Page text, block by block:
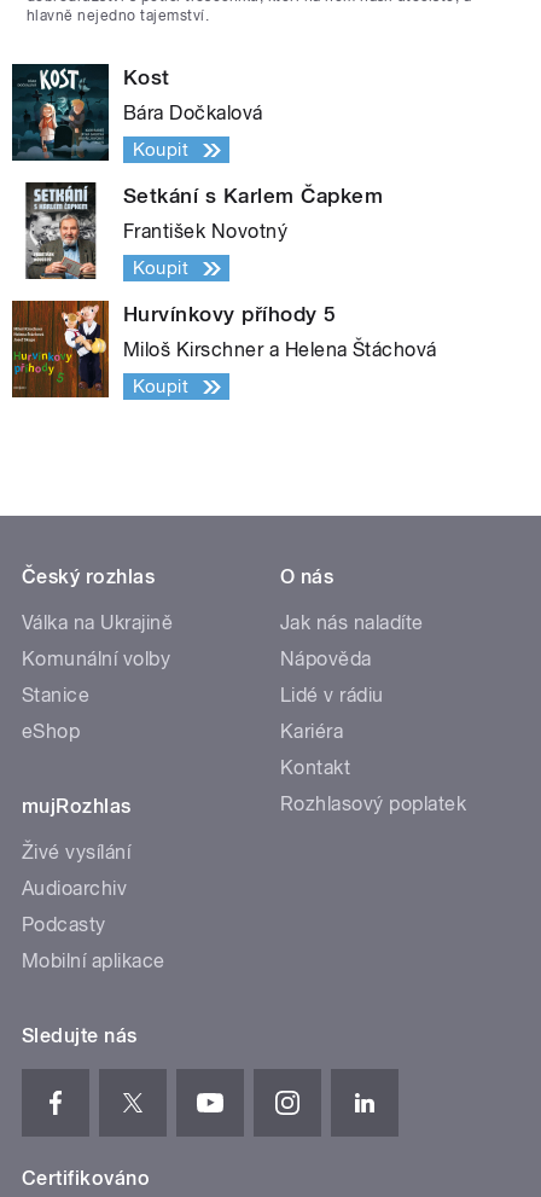
hlavně nejedno tajemství.
Kost
Bára Dočkalová
Koupit
Setkání s Karlem Čapkem
František Novotný
Koupit
Hurvínkovy příhody 5
Miloš Kirschner a Helena Štáchová
Koupit
Český rozhlas
Válka na Ukrajině
Komunální volby
Stanice
eShop
mujRozhlas
Živé vysílání
Audioarchiv
Podcasty
Mobilní aplikace
O nás
Jak nás naladíte
Nápověda
Lidé v rádiu
Kariéra
Kontakt
Rozhlasový poplatek
Sledujte nás
Certifikováno